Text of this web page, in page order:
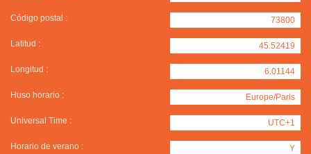
Código postal : 73800
Latitud : 45.52419
Longitud : 6.01144
Huso horario : Europe/Paris
Universal Time : UTC+1
Horario de verano : Y